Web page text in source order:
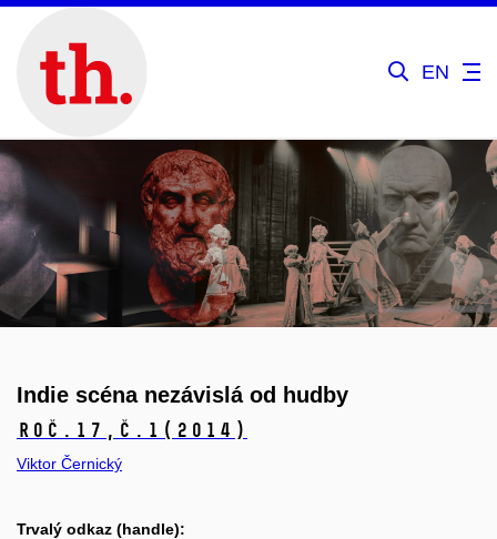
EN
Indie scéna nezávislá od hudby
Roč.17, č.1 (2014)
Viktor Černický
Trvalý odkaz (handle):